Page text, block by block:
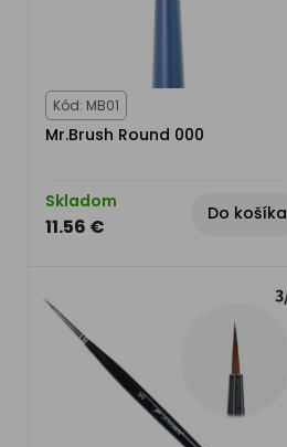
Kód: MB01
Mr.Brush Round 000
Skladom
11.56 €
Do košíka